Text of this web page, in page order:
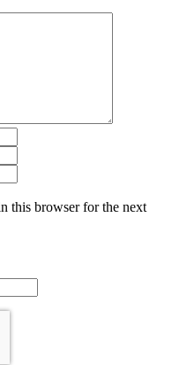
this browser for the next